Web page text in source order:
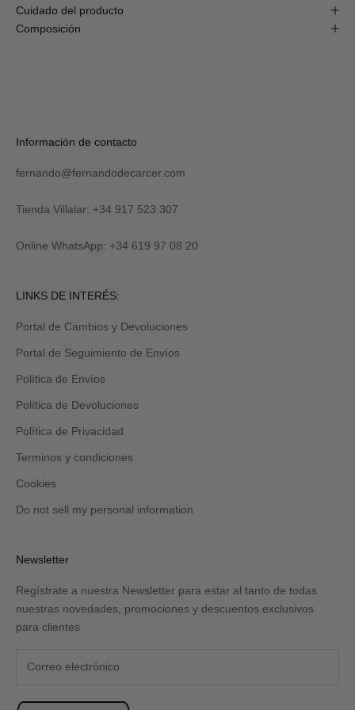
Cuidado del producto
Composición
R
I
I
M
E
Verás
tu
al
y
recibirás
Revisa
carpeta
de
promociones
spam.
Información de contacto
fernando@fernandodecarcer.com
Tienda Villalar: +34 917 523 307
Online WhatsApp: +34 619 97 08 20
LINKS DE INTERÉS:
Portal de Cambios y Devoluciones
Portal de Seguimiento de Envíos
Política de Envíos
Política de Devoluciones
Política de Privacidad
Terminos y condiciones
Cookies
Do not sell my personal information
Newsletter
Regístrate a nuestra Newsletter para estar al tanto de todas
nuestras novedades, promociones y descuentos exclusivos
para clientes